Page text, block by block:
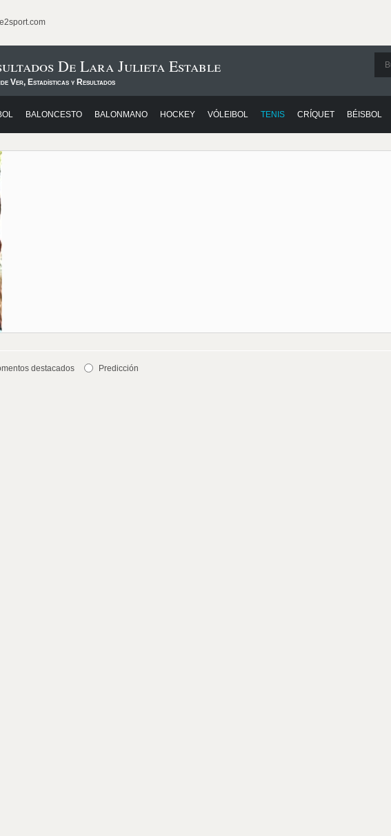
De Lara Julieta Estable
Ver, Estadísticas y Resultados
BALONCESTO BALONMANO HOCKEY VÓLEIBOL TENIS CRÍQUET BÉISBOL
destacados Predicción